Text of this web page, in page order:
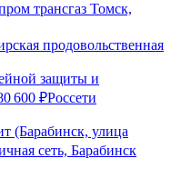
трансгаз Томск,
продовольственная
защиты и
600 ₽Россети
(Барабинск, улица
сеть, Барабинск